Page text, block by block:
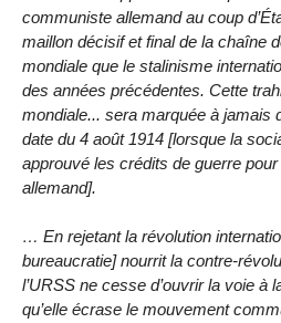
communiste allemand au coup
maillon décisif et final de la chaîne
mondiale que le stalinisme
des années précédentes. Cette
mondiale... sera marquée à jamais
date du 4 août 1914 [lorsque la
approuvé les crédits de guerre
allemand].
… En rejetant la révolution
bureaucratie] nourrit la contre-
l’URSS ne cesse d’ouvrir la voie à
qu’elle écrase le mouvement